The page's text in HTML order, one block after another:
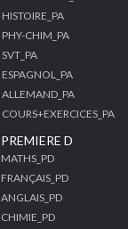
HISTOIRE_PA
PHY-CHIM_PA
SVT_PA
ESPAGNOL_PA
ALLEMAND_PA
COURS+EXERCICES_PA
PREMIERE D
MATHS_PD
FRANÇAIS_PD
ANGLAIS_PD
CHIMIE_PD